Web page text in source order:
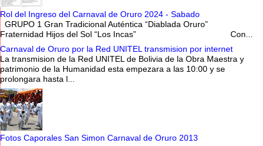
Rol del Ingreso del Carnaval de Oruro 2024 - Sabado
GRUPO 1 Gran Tradicional Auténtica “Diablada Oruro”
Fraternidad Hijos del Sol “Los Incas” Con...
Carnaval de Oruro por la Red UNITEL transmision por internet
La transmision de la Red UNITEL de Bolivia de la Obra Maestra y
patrimonio de la Humanidad esta empezara a las 10:00 y se
prolongara hasta l...
Fotos Caporales San Simon Carnaval de Oruro 2013